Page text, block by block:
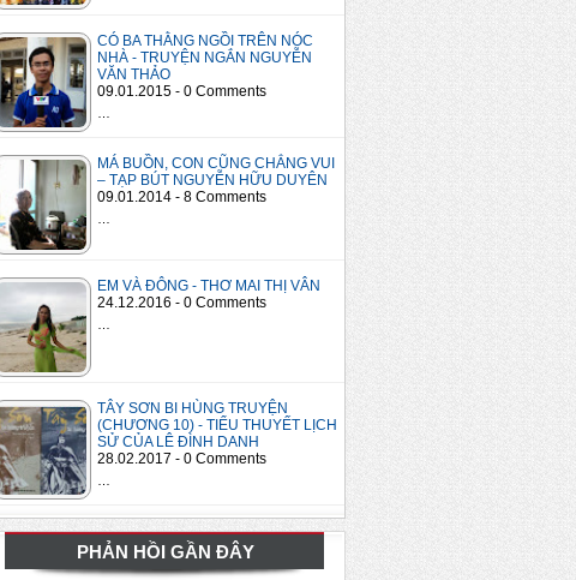
CÓ BA THẰNG NGỒI TRÊN NÓC
NHÀ - TRUYỆN NGẮN NGUYỄN
VĂN THẢO
09.01.2015 - 0 Comments
MÁ BUỒN, CON CŨNG CHẲNG VUI
– TẠP BÚT NGUYỄN HỮU DUYÊN
09.01.2014 - 8 Comments
EM VÀ ĐÔNG - THƠ MAI THỊ VÂN
24.12.2016 - 0 Comments
TÂY SƠN BI HÙNG TRUYỆN
(CHƯƠNG 10) - TIỂU THUYẾT LỊCH
SỬ CỦA LÊ ĐÌNH DANH
28.02.2017 - 0 Comments
PHẢN HỒI GẦN ĐÂY